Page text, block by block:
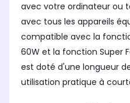
avec votre ordinateur ou
avec tous les appareils
compatible avec la
60W et la fonction Super
est doté d'une longueur
utilisation pratique à